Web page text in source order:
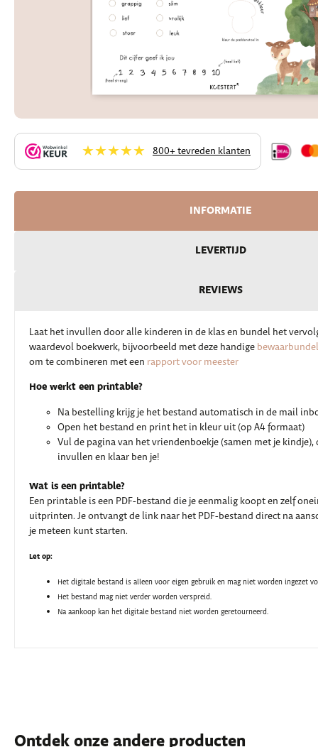
★★★★★ 800+ tevreden klanten
INFORMATIE
LEVERTIJD
REVIEWS
Laat het invullen door alle kinderen in de klas en bundel het
waardevol boekwerk, bijvoorbeeld met deze handige
om te combineren met een rapport voor meester
Hoe werkt een printable?
Na bestelling krijg je het bestand automatisch in de mail
Open het bestand en print het in kleur uit (op A4 formaat)
Vul de pagina van het vriendenboekje (samen met je kindje),
invullen en klaar ben je!
Wat is een printable?
Een printable is een PDF-bestand die je eenmalig koopt en zelf
uitprinten. Je ontvangt de link naar het PDF-bestand direct na
je meteen kunt starten.
Let op:
Het digitale bestand is alleen voor eigen gebruik en mag niet worden ingezet
Het bestand mag niet verder worden verspreid.
Na aankoop kan het digitale bestand niet worden geretourneerd.
Ontdek onze andere producten